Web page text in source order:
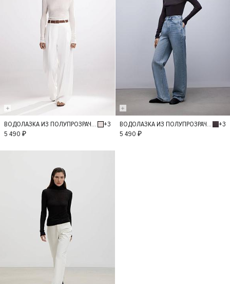
M
ВОДОЛАЗКА ИЗ ПОЛУПРОЗРАЧНОГО ТРИКОТАЖА
+3
5 490 ₽
L
ВОДОЛАЗКА ИЗ ПОЛУПРОЗРАЧНОГО ТРИКОТАЖА
+3
5 490 ₽